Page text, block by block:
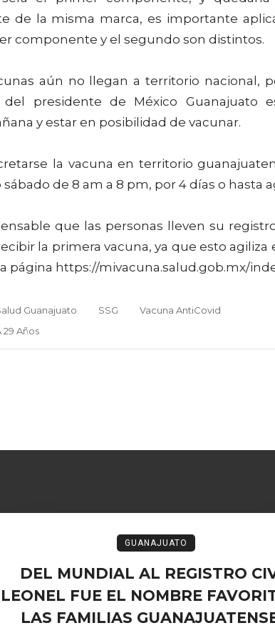
de la misma marca, es importante
componente y el segundo son distintos.
aún no llegan a territorio nacional,
del presidente de México Guanajuato
y estar en posibilidad de vacunar.
la vacuna en territorio
de 8 am a 8 pm, por 4 días o hasta
que las personas lleven su
la primera vacuna, ya que esto agiliza
página https://mivacuna.salud.gob.mx/
Guanajuato SSG
Vacuna AntiCovid
29 Años
GUANAJUATO
DEL MUNDIAL AL REGISTRO
LEONEL FUE EL NOMBRE
LAS FAMILIAS